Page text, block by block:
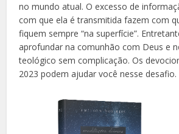
no mundo atual. O excesso de
com que ela é transmitida fazem com
fiquem sempre “na superfície”.
aprofundar na comunhão com Deus e
teológico sem complicação. Os
2023 podem ajudar você nesse desafio.